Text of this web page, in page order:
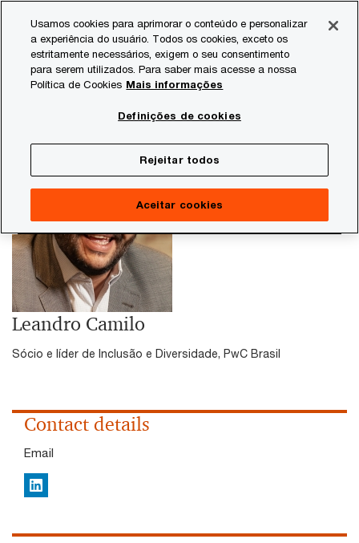
content
footer
Leandro Camilo
Leandro Camilo
Sócio e líder de Inclusão e Diversidade, PwC Brasil
Contact details
Email
LinkedIn
Usamos cookies para aprimorar o conteúdo e personalizar
a experiência do usuário. Todos os cookies, exceto os
estritamente necessários, exigem o seu consentimento
para serem utilizados. Para saber mais acesse a nossa
Política de Cookies Mais informações
Definições de cookies
Rejeitar todos
Aceitar cookies